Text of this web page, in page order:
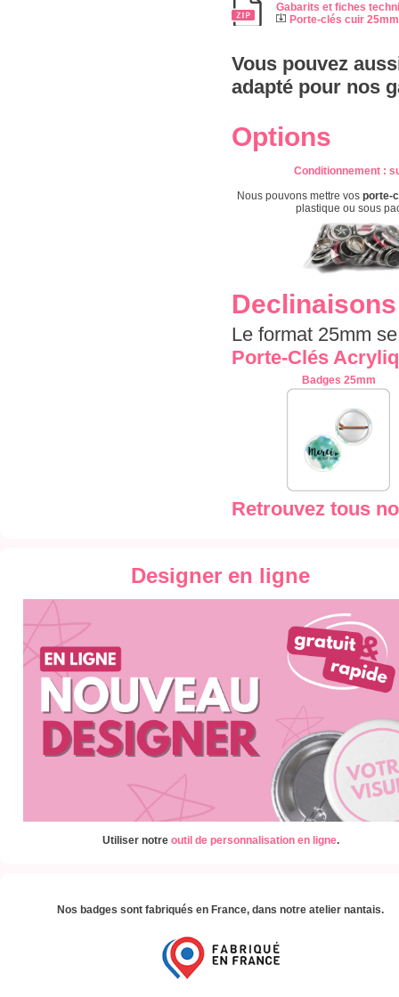
Gabarits et fiches
Porte-clés cuir 25mm
Vous pouvez
adapté pour nos
Options
Conditionnement : s
Nous pouvons mettre vos porte-
plastique ou sous
Declinaisons
Le format 25mm
Porte-Clés
Badges 25mm
Retrouvez tous
Designer en ligne
Utiliser notre outil de personnalisation en ligne.
Nos badges sont fabriqués en France, dans notre atelier nantais.